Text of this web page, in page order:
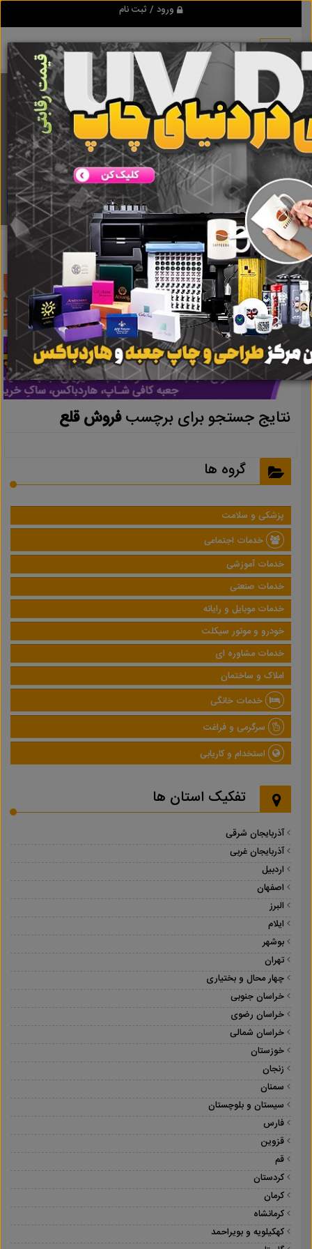
ورود / ثبت نام
برنامه اندروید تبلیغ شو
مرجع نیازمندیها و تبلیغات اینترنتی
دانلود
تبلیغ شو فروش قلع نتایج جستجو برای برچسبفروش قلع
نتایج جستجو برای برچسبفروش قلع
گروه ها
پزشکی و سلامت
خدمات اجتماعی
خدمات آموزشی
خدمات صنعتی
خدمات موبایل و رایانه
خودرو و موتور سیکلت
خدمات مشاوره ای
املاک و ساختمان
خدمات خانگی
سرگرمی و فراغت
استخدام و کاریابی
تفکیک استان ها
آذربایجان شرقی
آذربایجان غربی
اردبیل
اصفهان
البرز
ایلام
بوشهر
تهران
چهار محال و بختیاری
خراسان جنوبی
خراسان رضوی
خراسان شمالی
خوزستان
زنجان
سمنان
سیستان و بلوچستان
فارس
قزوین
قم
کردستان
کرمان
کرمانشاه
کهکیلویه و بویراحمد